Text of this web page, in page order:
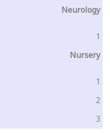
Neurology
1
Nursery
1
2
3